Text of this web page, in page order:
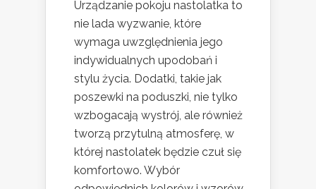
Urządzanie pokoju nastolatka to
nie lada wyzwanie, które
wymaga uwzględnienia jego
indywidualnych upodobań i
stylu życia. Dodatki, takie jak
poszewki na poduszki, nie tylko
wzbogacają wystrój, ale również
tworzą przytulną atmosferę, w
której nastolatek będzie czuł się
komfortowo. Wybór